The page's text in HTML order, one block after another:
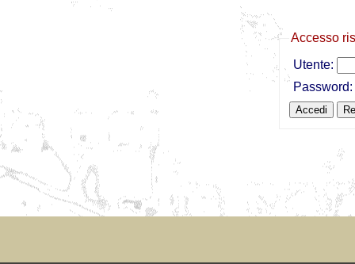
Accesso
Utente:
Password: